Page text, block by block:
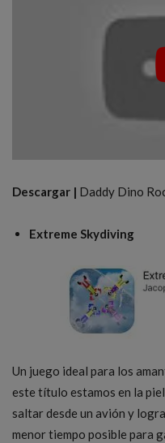
Descargar | Daddy Dino
Extreme Skydiving
Un juego ideal para los
este título estamos en la
saltar desde un avión y
menor tiempo posible para